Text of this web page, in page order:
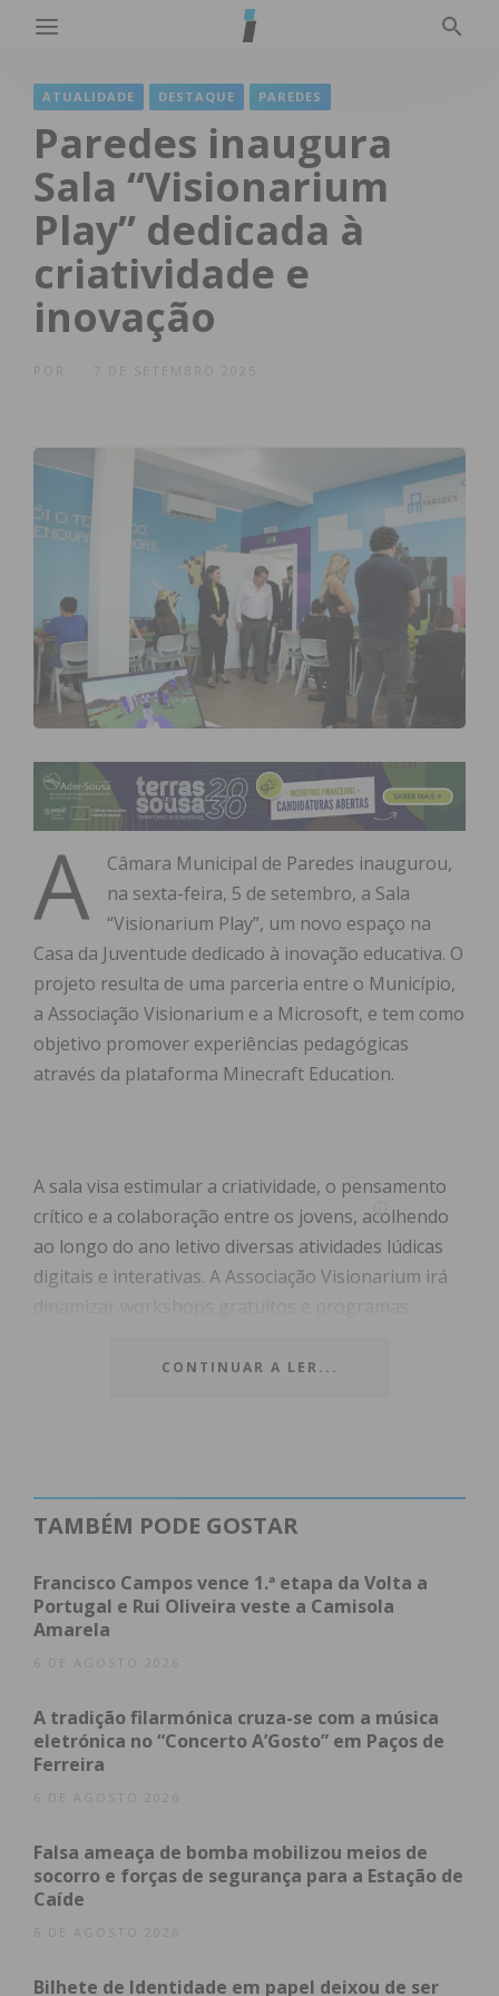
ATUALIDADE DESTAQUE PAREDES
Paredes inaugura
Sala “Visionarium
Play” dedicada à
criatividade e
inovação
7 DE SETEMBRO 2025
A
Câmara Municipal de Paredes inaugurou,
na sexta-feira, 5 de setembro, a Sala
“Visionarium Play”, um novo espaço na
Casa da Juventude dedicado à inovação educativa. O
projeto resulta de uma parceria entre o Município,
a Associação Visionarium e a Microsoft, e tem como
objetivo promover experiências pedagógicas
através da plataforma Minecraft Education.
A sala visa estimular a criatividade, o pensamento
crítico e a colaboração entre os jovens, acolhendo
ao longo do ano letivo diversas atividades lúdicas
digitais e interativas. A Associação Visionarium irá
abordagem inclusiva e ajustada às necessidades
projeto SAABIA – Sucesso Académico através do
pelo município em parceria com o Visionarium e a
Microsoft.
O Presidente do Município de Paredes, Alexandre
pretende ser um “polo de atração e inovação” e
afirmou: “Queremos criar espaços que interessem
e Paredes quer estar na linha da frente da sua
aplicação na educação.”
A diretora da Microsoft Educação, Ana Rita Serra,
centro da inovação: “A tecnologia só tem impacto
CONTINUAR A LER...
TAMBÉM PODE GOSTAR
Francisco Campos vence 1.ª etapa da Volta a
Portugal e Rui Oliveira veste a Camisola
Amarela
6 DE AGOSTO 2026
A tradição filarmónica cruza-se com a música
eletrónica no “Concerto A’Gosto” em Paços de
Ferreira
6 DE AGOSTO 2026
Falsa ameaça de bomba mobilizou meios de
socorro e forças de segurança para a Estação de
Caíde
6 DE AGOSTO 2026
Bilhete de Identidade em papel deixou de ser